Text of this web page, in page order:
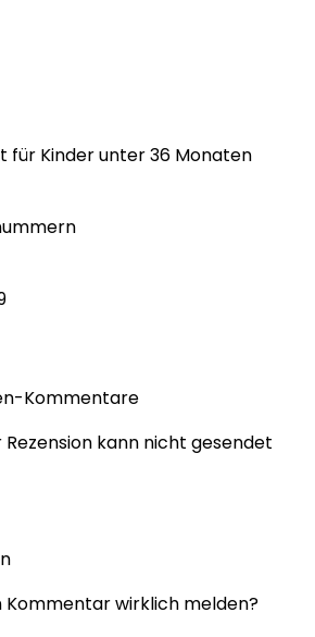
für Kinder unter 36 Monaten
Kommentare
kann nicht gesendet
Kommentar wirklich melden?